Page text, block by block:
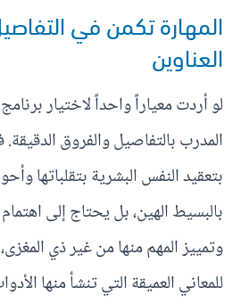
المهارة تكمن في
العناوين
لو أردت معياراً واحداً لاختيار
المدرب بالتفاصيل والفروق
بتعقيد النفس البشرية بتقلباتها
بالبسيط الهين، بل يحتاج إلى
وتمييز المهم منها من غير ذي
للمعاني العميقة التي تنشأ منها